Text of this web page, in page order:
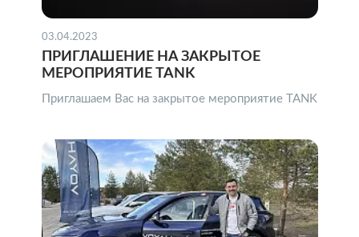
03.04.2023
ПРИГЛАШЕНИЕ НА ЗАКРЫТОЕ
МЕРОПРИЯТИЕ TANK
Приглашаем Вас на закрытое мероприятие TANK